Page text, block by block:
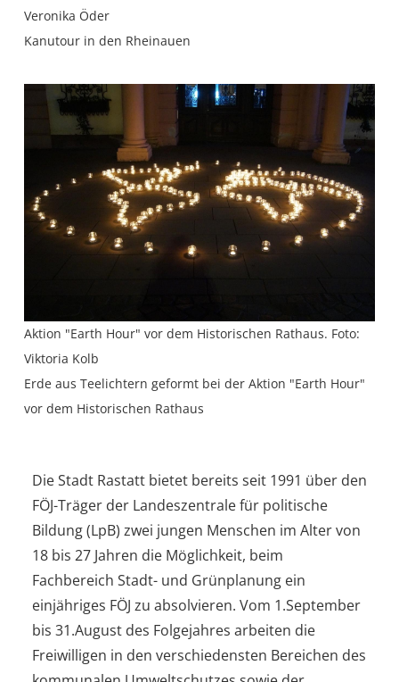
Veronika Öder
Kanutour in den Rheinauen
Aktion "Earth Hour" vor dem Historischen Rathaus. Foto:
Viktoria Kolb
Erde aus Teelichtern geformt bei der Aktion "Earth Hour"
vor dem Historischen Rathaus
Die Stadt Rastatt bietet bereits seit 1991 über den
FÖJ-Träger der Landeszentrale für politische
Bildung (LpB) zwei jungen Menschen im Alter von
18 bis 27 Jahren die Möglichkeit, beim
Fachbereich Stadt- und Grünplanung ein
einjähriges FÖJ zu absolvieren. Vom 1.September
bis 31.August des Folgejahres arbeiten die
Freiwilligen in den verschiedensten Bereichen des